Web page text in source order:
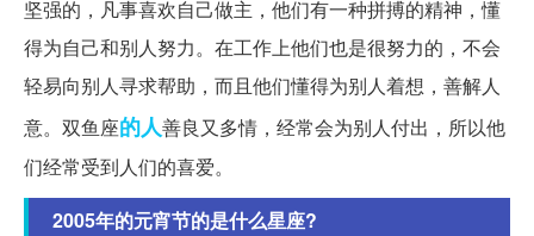
坚强的，凡事喜欢自己做主，他们有一种拼搏的精神，懂
得为自己和别人努力。在工作上他们也是很努力的，不会
轻易向别人寻求帮助，而且他们懂得为别人着想，善解人
意。双鱼座的人善良又多情，经常会为别人付出，所以他
们经常受到人们的喜爱。
2005年的元宵节的是什么星座?